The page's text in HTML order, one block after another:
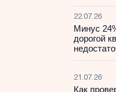
22.07.26
Минус
дорогой
21.07.26
Как